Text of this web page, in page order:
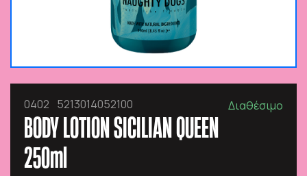
0402 5213014052100 Διαθέσιμο
BODY LOTION SICILIAN QUEEN
250ml